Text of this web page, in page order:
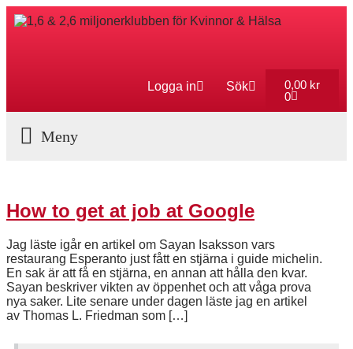
Logga in Sök 0,00 kr
0
How to get at job at Google
Jag läste igår en artikel om Sayan Isaksson vars
restaurang Esperanto just fått en stjärna i guide michelin.
En sak är att få en stjärna, en annan att hålla den kvar.
Sayan beskriver vikten av öppenhet och att våga prova
nya saker. Lite senare under dagen läste jag en artikel
av Thomas L. Friedman som […]